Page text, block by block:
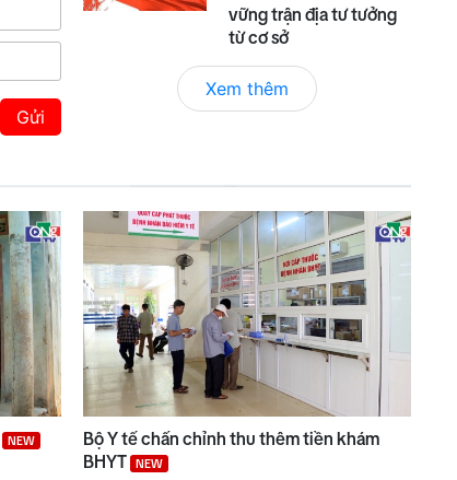
Gửi
vững trận địa tư tưởng
từ cơ sở
Xem thêm
NEW
Bộ Y tế chấn chỉnh thu thêm tiền khám
BHYT
NEW